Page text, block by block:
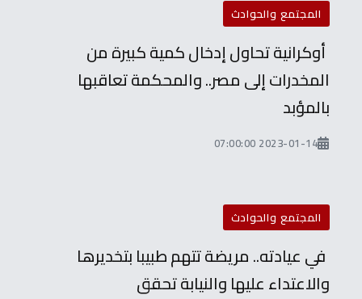
المجتمع والحوادث
أوكرانية تحاول إدخال كمية كبيرة من
المخدرات إلى مصر.. والمحكمة تعاقبها
بالمؤبد
2023-01-14 07:00:00
المجتمع والحوادث
في عيادته.. مريضة تتهم طبيبا بتخديرها
والاعتداء عليها والنيابة تحقق